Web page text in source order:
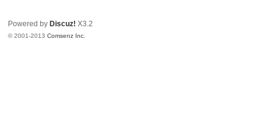
Powered by Discuz! X3.2
© 2001-2013Comsenz Inc.